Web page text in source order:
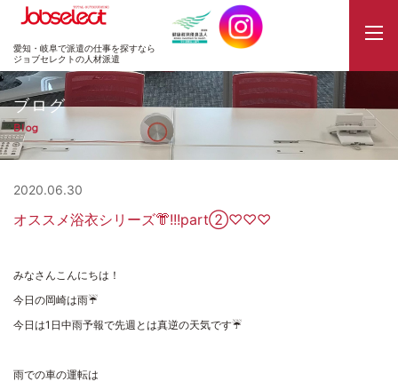
JobSelect
愛知・岐阜で派遣の仕事を探すなら
ジョブセレクトの人材派遣
ブログ
Blog
2020.06.30
オススメ浴衣シリーズ👘!!!part②♡♡♡
みなさんこんにちは！
今日の岡崎は雨☔
今日は1日中雨予報で先週とは真逆の天気です☔
雨での車の運転は